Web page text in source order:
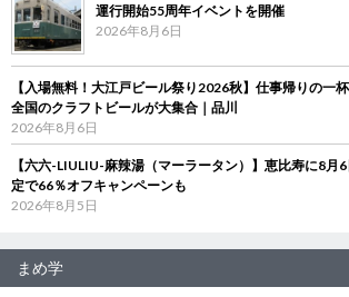
運行開始55周年イベントを開催
2026年8月6日
【入場無料！大江戸ビール祭り2026秋】仕事帰りの一
全国のクラフトビールが大集合｜品川
2026年8月6日
【六六-LIULIU-麻辣湯（マーラータン）】恵比寿に8月
定で66％オフキャンペーンも
2026年8月5日
まめ学